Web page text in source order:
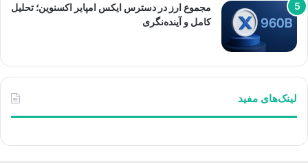
مجموع ارز در دسترس ایکس امپایر اکسنوین؛ تحلیل
کامل و آینده‌نگری
لینک‌های مفید